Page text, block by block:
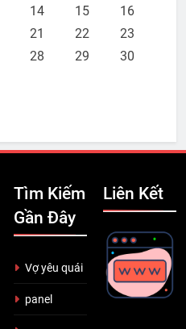
14 15
16
21 22
23
28 29
30
Tìm Kiếm
Gần Đây
Vợ yêu quái
panel
Liên Kết